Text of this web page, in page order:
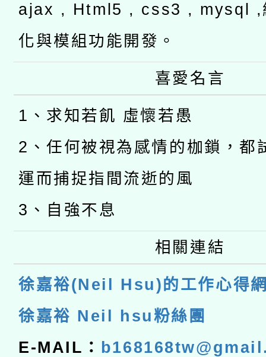
ajax , Html5 , css3 , mysql ,
化與模組功能開發。
喜愛名言
1、求知若飢 虛懷若愚
2、任何被視為感情的枷鎖，都
運而捕捉指間流逝的風
3、自強不息
相關連結
徐嘉裕(Neil Hsu)的工作心得
徐嘉裕 Neil hsu粉絲團
E-MAIL：